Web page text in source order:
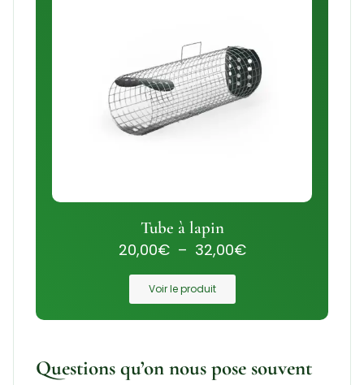
Tube à lapin
20,00€ – 32,00€
Voir le produit
Questions qu’on nous pose souvent